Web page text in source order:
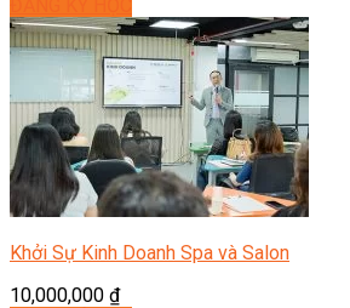
Khởi Sự Kinh Doanh Spa và Salon
10,000,000 ₫